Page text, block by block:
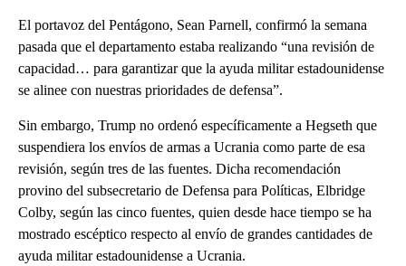
El portavoz del Pentágono, Sean Parnell, confirmó la semana
pasada que el departamento estaba realizando “una revisión de
capacidad… para garantizar que la ayuda militar estadounidense
se alinee con nuestras prioridades de defensa”.
Sin embargo, Trump no ordenó específicamente a Hegseth que
suspendiera los envíos de armas a Ucrania como parte de esa
revisión, según tres de las fuentes. Dicha recomendación
provino del subsecretario de Defensa para Políticas, Elbridge
Colby, según las cinco fuentes, quien desde hace tiempo se ha
mostrado escéptico respecto al envío de grandes cantidades de
ayuda militar estadounidense a Ucrania.